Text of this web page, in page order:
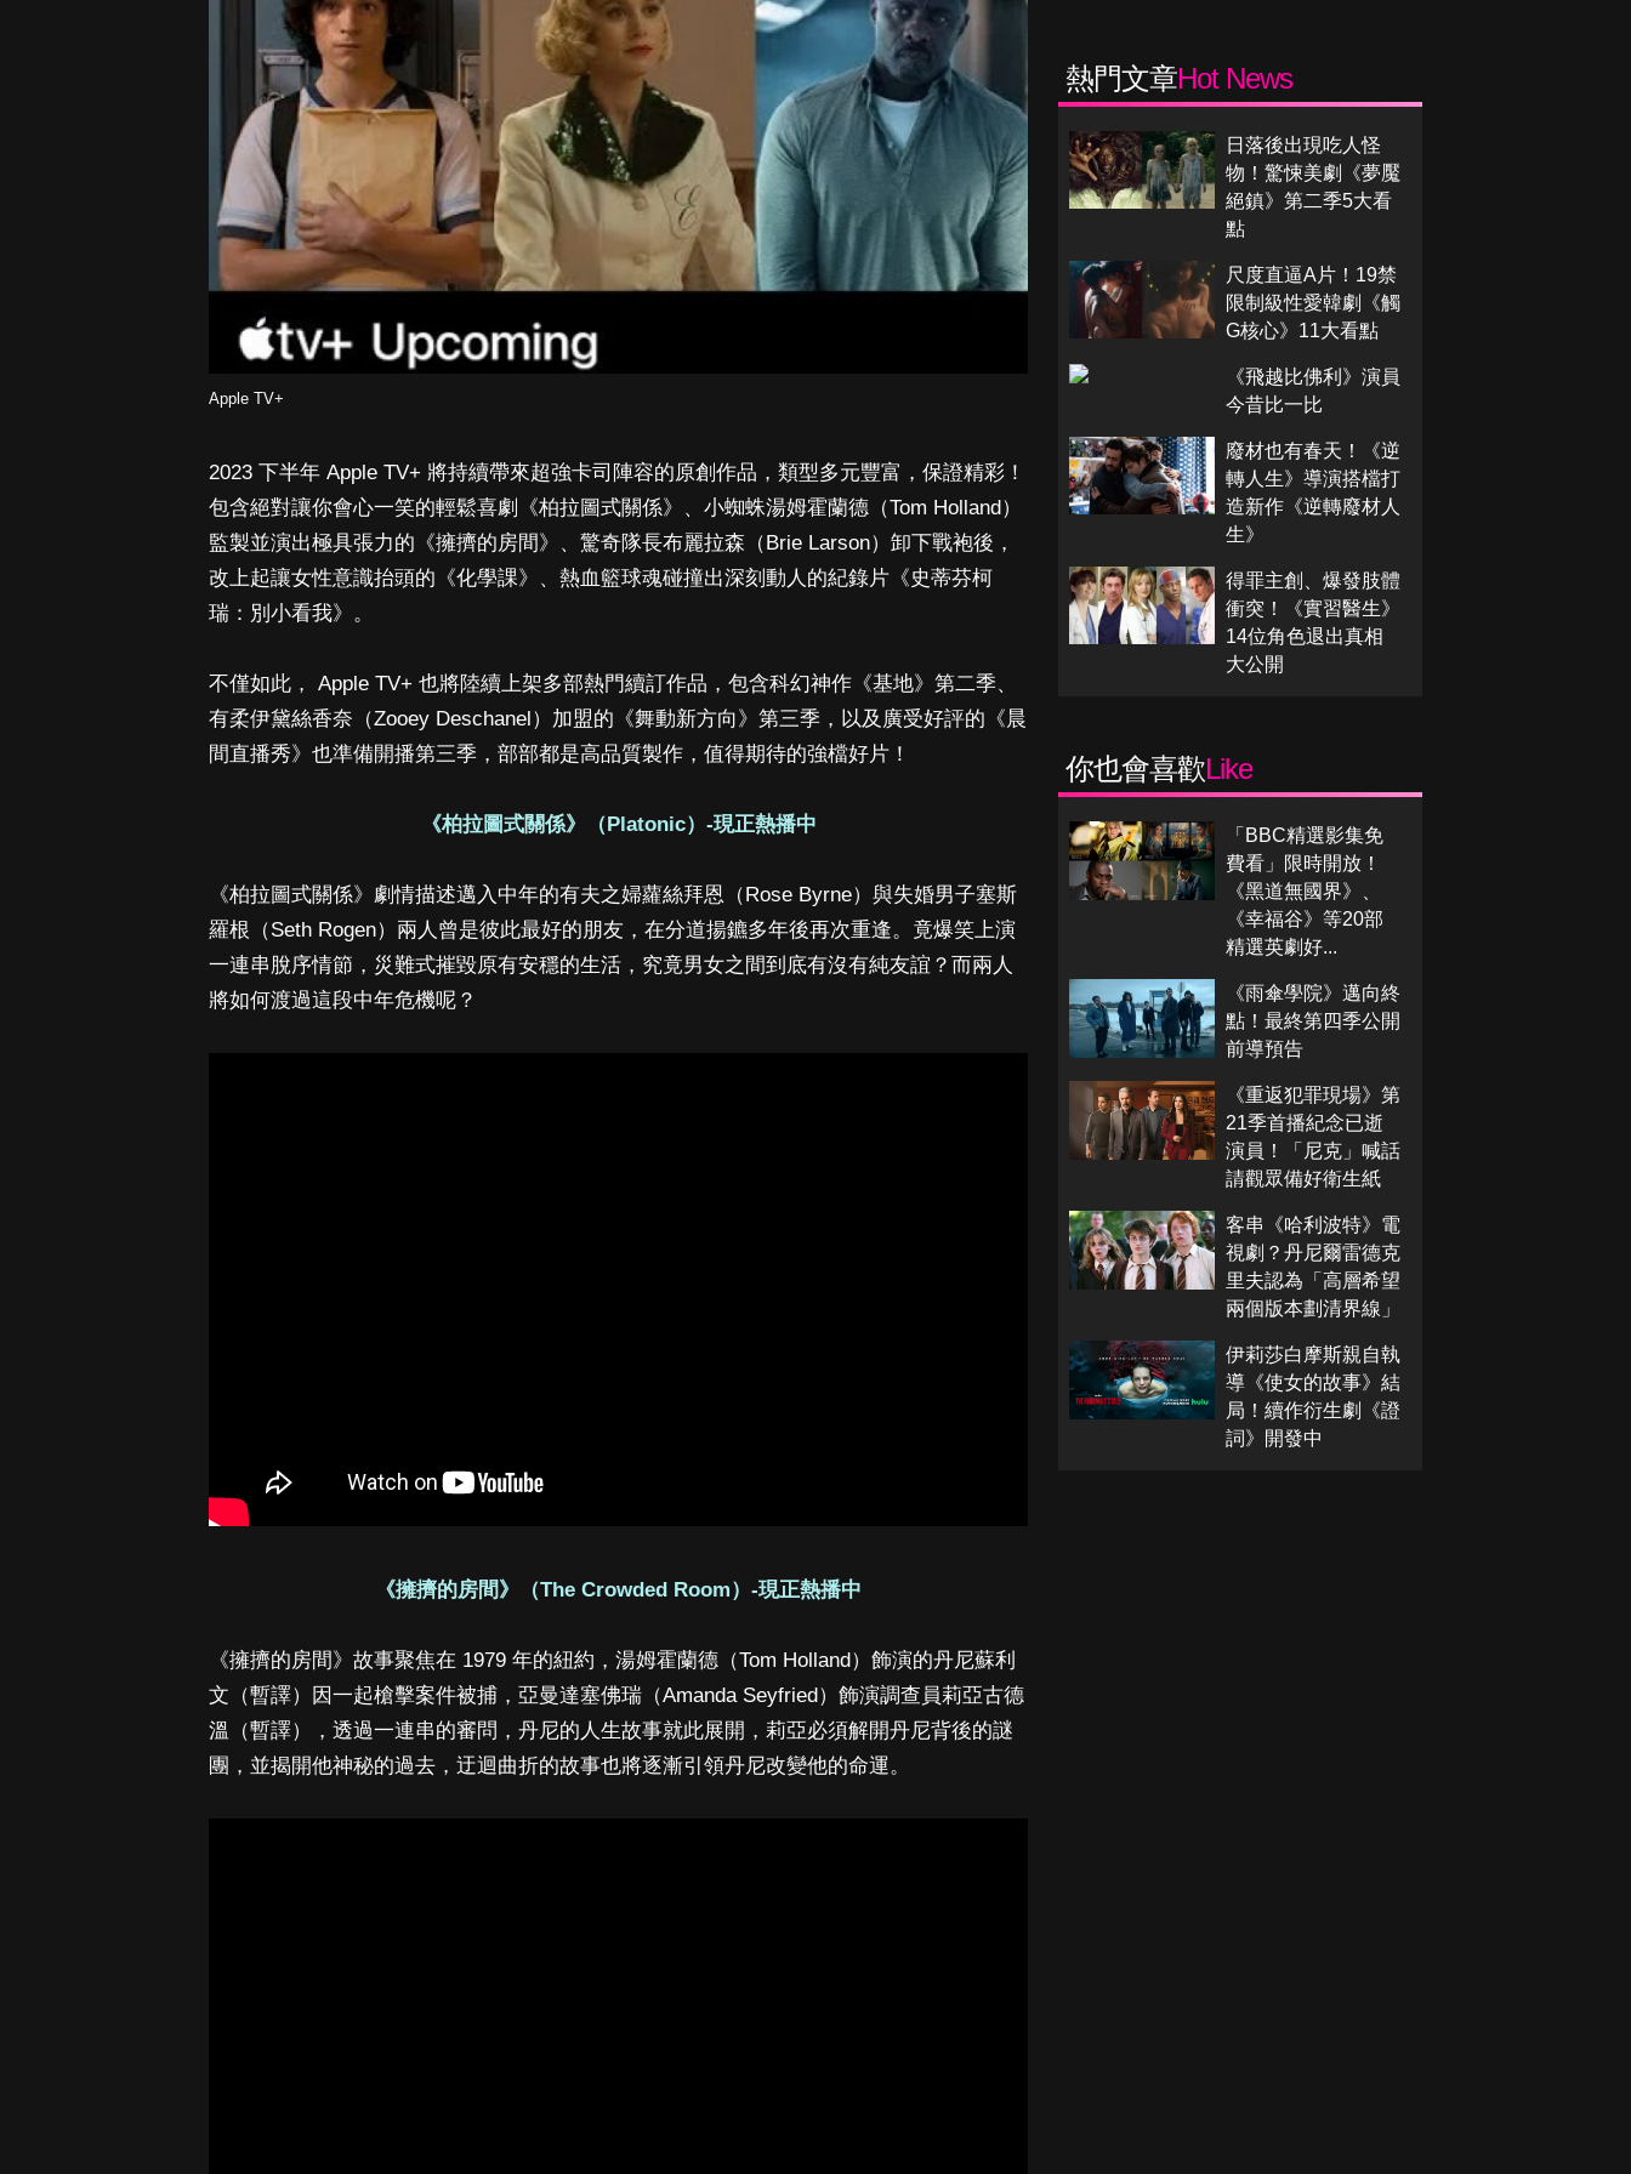
Apple TV+
2023 下半年 Apple TV+ 將持續帶來超強卡司陣容的原創作品，類型多元豐富，保證精彩！
包含絕對讓你會心一笑的輕鬆喜劇《柏拉圖式關係》、小蜘蛛湯姆霍蘭德（Tom Holland）
監製並演出極具張力的《擁擠的房間》、驚奇隊長布麗拉森（Brie Larson）卸下戰袍後，
改上起讓女性意識抬頭的《化學課》、熱血籃球魂碰撞出深刻動人的紀錄片《史蒂芬柯
瑞：別小看我》。
不僅如此， Apple TV+ 也將陸續上架多部熱門續訂作品，包含科幻神作《基地》第二季、
有柔伊黛絲香奈（Zooey Deschanel）加盟的《舞動新方向》第三季，以及廣受好評的《晨
間直播秀》也準備開播第三季，部部都是高品質製作，值得期待的強檔好片！
《柏拉圖式關係》（Platonic）-現正熱播中
《柏拉圖式關係》劇情描述邁入中年的有夫之婦蘿絲拜恩（Rose Byrne）與失婚男子塞斯
羅根（Seth Rogen）兩人曾是彼此最好的朋友，在分道揚鑣多年後再次重逢。竟爆笑上演
一連串脫序情節，災難式摧毀原有安穩的生活，究竟男女之間到底有沒有純友誼？而兩人
將如何渡過這段中年危機呢？
《擁擠的房間》（The Crowded Room）-現正熱播中
《擁擠的房間》故事聚焦在 1979 年的紐約，湯姆霍蘭德（Tom Holland）飾演的丹尼蘇利
文（暫譯）因一起槍擊案件被捕，亞曼達塞佛瑞（Amanda Seyfried）飾演調查員莉亞古德
溫（暫譯），透過一連串的審問，丹尼的人生故事就此展開，莉亞必須解開丹尼背後的謎
團，並揭開他神秘的過去，迂迴曲折的故事也將逐漸引領丹尼改變他的命運。
熱門文章Hot News
日落後出現吃人怪
物！驚悚美劇《夢魘
絕鎮》第二季5大看
點
尺度直逼A片！19禁
限制級性愛韓劇《觸
G核心》11大看點
《飛越比佛利》演員
今昔比一比
廢材也有春天！《逆
轉人生》導演搭檔打
造新作《逆轉廢材人
生》
得罪主創、爆發肢體
衝突！《實習醫生》
14位角色退出真相
大公開
你也會喜歡Like
「BBC精選影集免
費看」限時開放！
《黑道無國界》、
《幸福谷》等20部
精選英劇好...
《雨傘學院》邁向終
點！最終第四季公開
前導預告
《重返犯罪現場》第
21季首播紀念已逝
演員！「尼克」喊話
請觀眾備好衛生紙
客串《哈利波特》電
視劇？丹尼爾雷德克
里夫認為「高層希望
兩個版本劃清界線」
伊莉莎白摩斯親自執
導《使女的故事》結
局！續作衍生劇《證
詞》開發中